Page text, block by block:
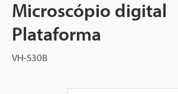
Microscópio digital
Plataforma
VH-S30B